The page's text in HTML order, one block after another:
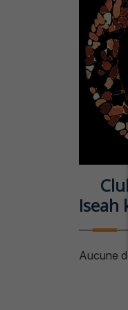
Iseah
Aucune